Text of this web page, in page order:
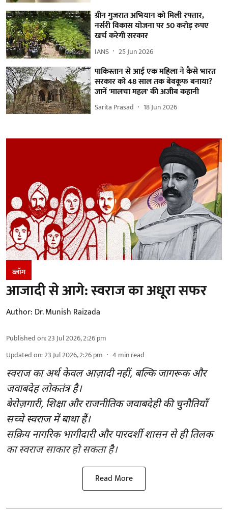
ग्रीन गुजरात अभियान को मिली रफ्तार,
नर्सरी विकास योजना पर 50 करोड़ रुपए
खर्च करेगी सरकार
IANS 25 Jun 2026
पाकिस्तान से आई एक महिला ने कैसे भारत
सरकार को 48 साल तक बेवकूफ बनाया?
जानें 'मालचा महल' की अजीब कहानी
Sarita Prasad 18 Jun 2026
ब्लॉग
आजादी से आगे: स्वराज का अधूरा सफर
Author: Dr. Munish Raizada
Published on:23 Jul 2026, 2:26 pm
Updated on:23 Jul 2026, 2:26 pm 4 min read
स्वराज का अर्थ केवल आज़ादी नहीं, बल्कि जागरूक और
जवाबदेह लोकतंत्र है।
बेरोज़गारी, शिक्षा और राजनीतिक जवाबदेही की चुनौतियाँ
सच्चे स्वराज में बाधा हैं।
सक्रिय नागरिक भागीदारी और पारदर्शी शासन से ही तिलक
का स्वराज साकार हो सकता है।
Read More